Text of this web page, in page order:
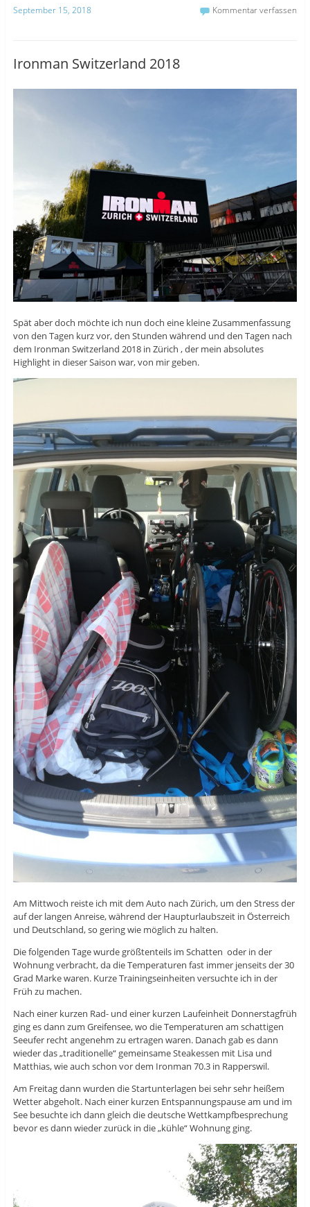
September 15, 2018 Kommentar verfassen
Ironman Switzerland 2018
Spät aber doch möchte ich nun doch eine kleine Zusammenfassung
von den Tagen kurz vor, den Stunden während und den Tagen nach
dem Ironman Switzerland 2018 in Zürich , der mein absolutes
Highlight in dieser Saison war, von mir geben.
Am Mittwoch reiste ich mit dem Auto nach Zürich, um den Stress der
auf der langen Anreise, während der Haupturlaubszeit in Österreich
und Deutschland, so gering wie möglich zu halten.
Die folgenden Tage wurde größtenteils im Schatten oder in der
Wohnung verbracht, da die Temperaturen fast immer jenseits der 30
Grad Marke waren. Kurze Trainingseinheiten versuchte ich in der
Früh zu machen.
Nach einer kurzen Rad- und einer kurzen Laufeinheit Donnerstagfrüh
ging es dann zum Greifensee, wo die Temperaturen am schattigen
Seeufer recht angenehm zu ertragen waren. Danach gab es dann
wieder das „traditionelle“ gemeinsame Steakessen mit Lisa und
Matthias, wie auch schon vor dem Ironman 70.3 in Rapperswil.
Am Freitag dann wurden die Startunterlagen bei sehr sehr heißem
Wetter abgeholt. Nach einer kurzen Entspannungspause am und im
See besuchte ich dann gleich die deutsche Wettkampfbesprechung
bevor es dann wieder zurück in die „kühle“ Wohnung ging.